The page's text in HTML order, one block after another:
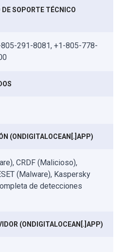
DE SOPORTE TÉCNICO
291-8081, +1-805-778-
(ONDIGITALOCEAN[.]APP)
CRDF (Malicioso),
(Malware), Kaspersky
de detecciones
(ONDIGITALOCEAN[.]APP)